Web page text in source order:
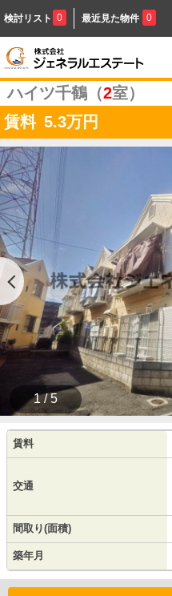
検討リスト 0 最近見た物件 0
ハイツ千鶴（2室）
賃料 5.3万円
1 / 5
賃料
交通
間取り(面積)
築年月